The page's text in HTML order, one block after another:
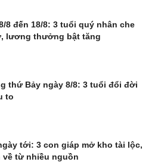
8 đến 18/8: 3 tuổi quý nhân che
lương thưởng bật tăng
thứ Bảy ngày 8/8: 3 tuổi đổi đời
to
tới: 3 con giáp mở kho tài lộc,
về từ nhiều nguồn